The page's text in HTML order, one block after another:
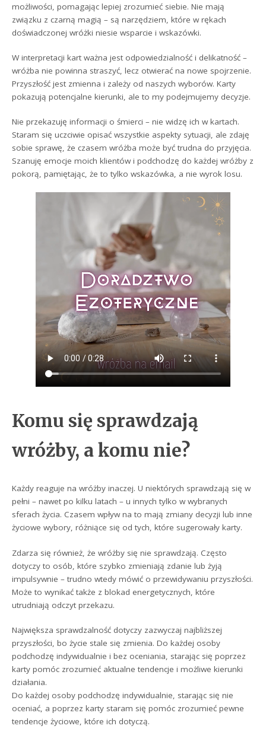
możliwości, pomagając lepiej zrozumieć siebie. Nie mają
związku z czarną magią – są narzędziem, które w rękach
doświadczonej wróżki niesie wsparcie i wskazówki.
W interpretacji kart ważna jest odpowiedzialność i delikatność –
wróżba nie powinna straszyć, lecz otwierać na nowe spojrzenie.
Przyszłość jest zmienna i zależy od naszych wyborów. Karty
pokazują potencjalne kierunki, ale to my podejmujemy decyzje.
Nie przekazuję informacji o śmierci – nie widzę ich w kartach.
Staram się uczciwie opisać wszystkie aspekty sytuacji, ale zdaję
sobie sprawę, że czasem wróżba może być trudna do przyjęcia.
Szanuję emocje moich klientów i podchodzę do każdej wróżby z
pokorą, pamiętając, że to tylko wskazówka, a nie wyrok losu.
Komu się sprawdzają
wróżby, a komu nie?
Każdy reaguje na wróżby inaczej. U niektórych sprawdzają się w
pełni – nawet po kilku latach – u innych tylko w wybranych
sferach życia. Czasem wpływ na to mają zmiany decyzji lub inne
życiowe wybory, różniące się od tych, które sugerowały karty.
Zdarza się również, że wróżby się nie sprawdzają. Często
dotyczy to osób, które szybko zmieniają zdanie lub żyją
impulsywnie – trudno wtedy mówić o przewidywaniu przyszłości.
Może to wynikać także z blokad energetycznych, które
utrudniają odczyt przekazu.
Największa sprawdzalność dotyczy zazwyczaj najbliższej
przyszłości, bo życie stale się zmienia. Do każdej osoby
podchodzę indywidualnie i bez oceniania, starając się poprzez
karty pomóc zrozumieć aktualne tendencje i możliwe kierunki
działania.
Do każdej osoby podchodzę indywidualnie, starając się nie
oceniać, a poprzez karty staram się pomóc zrozumieć pewne
tendencje życiowe, które ich dotyczą.